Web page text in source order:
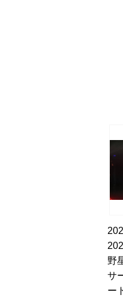
野
サ
ー